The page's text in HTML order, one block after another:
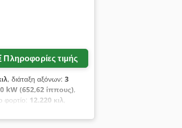
Πληροφορίες τιμής
, διάταξη αξόνων: 3
kW (652,62 ίππους),
φορτίο: 12.220 κιλ,
σύστημα αυτόματου
18T Τηλεσκοπικός